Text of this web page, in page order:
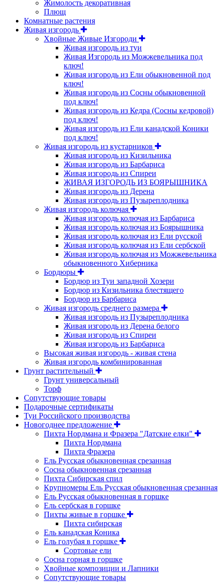
Жимолость декоративная
Плющ
Комнатные растения
Живая изгородь
Хвойные Живые Изгороди
Живая изгородь из туи
Живая Изгородь из Можжевельника под
ключ!
Живая изгородь из Ели обыкновенной под
ключ!
Живая изгородь из Сосны обыкновенной
под ключ!
Живая изгородь из Кедра (Сосны кедровой)
под ключ!
Живая изгородь из Ели канадской Коники
под ключ!
Живая изгородь из кустарников
Живая изгородь из Кизильника
Живая изгородь из Барбариса
Живая изгородь из Спиреи
ЖИВАЯ ИЗГОРОДЬ ИЗ БОЯРЫШНИКА
Живая изгородь из Дерена
Живая изгородь из Пузыреплодника
Живая изгородь колючая
Живая изгородь колючая из Барбариса
Живая изгородь колючая из Боярышника
Живая изгородь колючая из Ели русской
Живая изгородь колючая из Ели сербской
Живая изгородь колючая из Можжевельника
обыкновенного Хиберника
Бордюры
Бордюр из Туи западной Хозери
Бордюр из Кизильника блестящего
Бордюр из Барбариса
Живая изгородь среднего размера
Живая изгородь из Пузыреплодника
Живая изгородь из Дерена белого
Живая изгородь из Спиреи
Живая изгородь из Барбариса
Высокая живая изгородь - живая стена
Живая изгородь комбинированная
Грунт растительный
Грунт универсальный
Торф
Сопутствующие товары
Подарочные сертификаты
Туи Российского производства
Новогоднее предложение
Пихта Нордмана и Фразера "Датские елки"
Пихта Нордмана
Пихта Фразера
Ель Русская обыкновенная срезанная
Сосна обыкновенная срезанная
Пихта Сибирская спил
Крупномеры Ель Русская обыкновенная срезанная
Ель Русская обыкновенная в горшке
Ель сербская в горшке
Пихты живые в горшке
Пихта сибирская
Ель канадская Коника
Ель голубая в горшке
Сортовые ели
Сосна горная в горшке
Хвойные композиции и Лапники
Сопутствующие товары